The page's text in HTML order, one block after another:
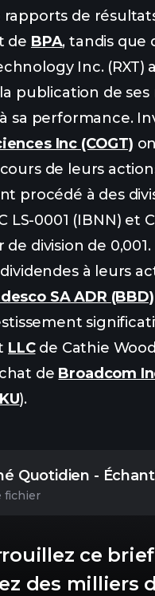
rapports de
de BPA, tandis que
Inc.
publication de
sa performance.
Inc (COGT)
de leurs
procédé à des
LS-0001 (IBNN) et
division de
à leurs
SA ADR (BBD)
LLCde Cathie
de Broadcom
).
Quotidien -
fichier
ce
des milliers